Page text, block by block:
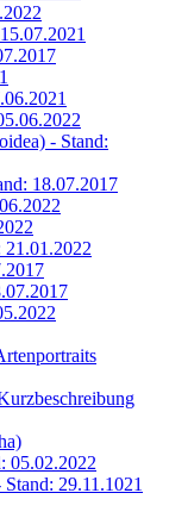
- Stand:
18.07.2017
21.01.2022
05.02.2022
29.11.1021